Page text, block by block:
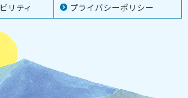
リティ
プライバシーポリシー